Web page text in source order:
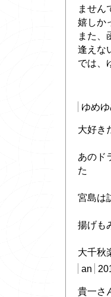
ません
嬉しか
また、
逢えな
では、
ゆめ
大好き
あのド
た
宮島は
揚げも
大千秋
an
貴一さ